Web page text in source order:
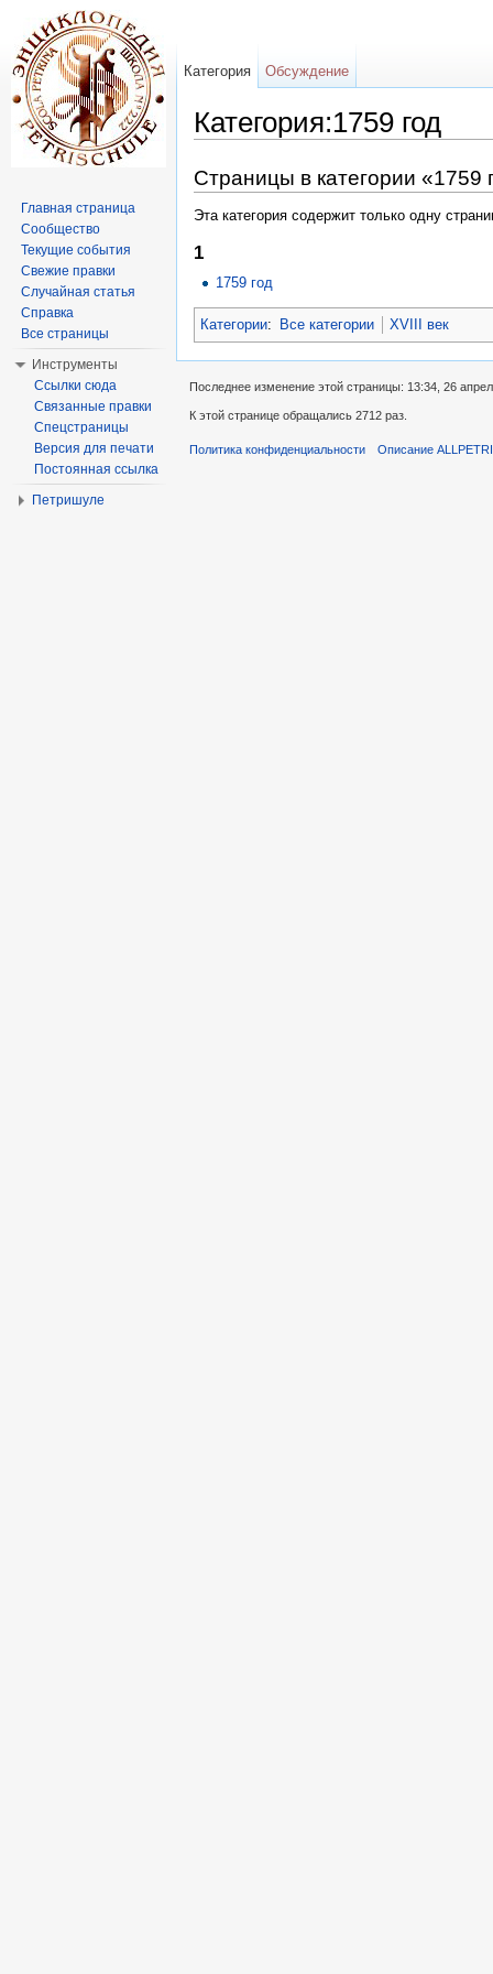
Категория:1759 год
Страницы в категории «1759
Эта категория содержит только одну
1
1759 год
Категории: Все категории XVIII век
Категория Обсуждение
Главная страница
Сообщество
Текущие события
Свежие правки
Случайная статья
Справка
Все страницы
Инструменты
Ссылки сюда
Связанные правки
Спецстраницы
Версия для печати
Постоянная ссылка
Петришуле
Последнее изменение этой страницы: 13:34, 26
К этой странице обращались 2712 раз.
Политика конфиденциальности Описание